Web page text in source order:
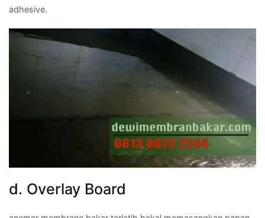
adhesive.
d. Overlay Board